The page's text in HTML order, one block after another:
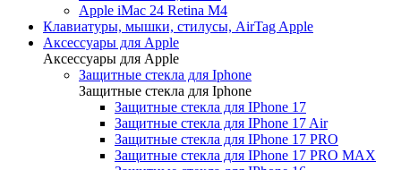
Apple iMac 24 Retina M4
Клавиатуры, мышки, стилусы, AirTag Apple
Аксессуары для Apple
Аксессуары для Apple
Защитные стекла для Iphone
Защитные стекла для Iphone
Защитные стекла для IPhone 17
Защитные стекла для IPhone 17 Air
Защитные стекла для IPhone 17 PRO
Защитные стекла для IPhone 17 PRO MAX